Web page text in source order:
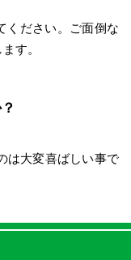
ください。ご面倒な
す。
は大変喜ばしい事で